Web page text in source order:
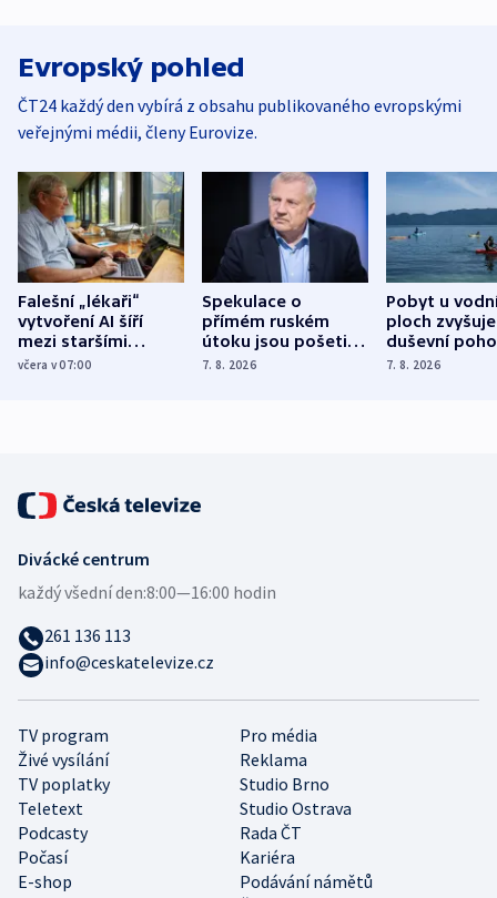
Evropský pohled
ČT24 každý den vybírá z obsahu publikovaného evropskými
veřejnými médii, členy Eurovize.
Falešní „lékaři“
vytvoření AI šíří
mezi staršími
Poláky nebezpečné
včera v 07:00
Spekulace o
přímém ruském
útoku jsou pošetilé,
míní estonský
7. 8. 2026
Pobyt u
ploch zvyšuje
duševní
ukázala
7. 8. 2026
TV program
Pro média
Živé vysílání
Reklama
TV poplatky
Studio Brno
Teletext
Studio Ostrava
Podcasty
Rada ČT
Počasí
Kariéra
E-shop
Podávání námětů
Divácké centrum
každý všední den:8:00—16:00 hodin
261 136 113
info@ceskatelevize.cz